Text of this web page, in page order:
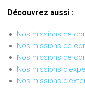
Découvrez aussi :
Nos missions de
Nos missions de
Nos missions de
Nos missions
Nos missions